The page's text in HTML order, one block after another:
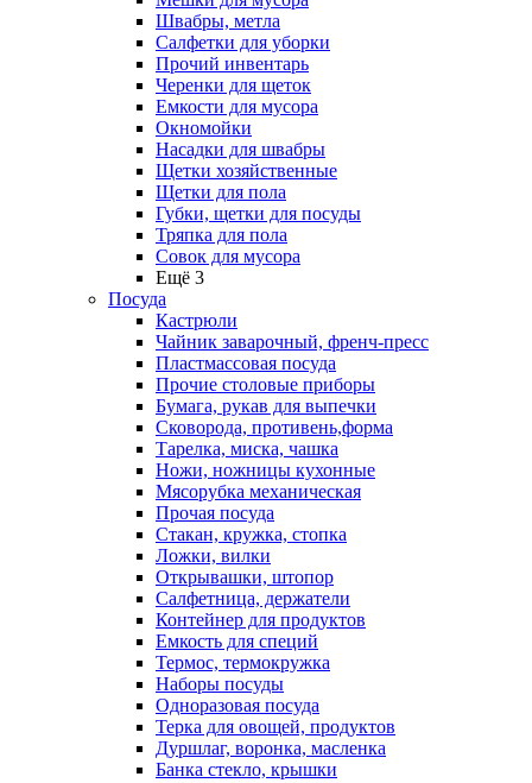
Швабры, метла
Салфетки для уборки
Прочий инвентарь
Черенки для щеток
Емкости для мусора
Окномойки
Насадки для швабры
Щетки хозяйственные
Щетки для пола
Губки, щетки для посуды
Тряпка для пола
Совок для мусора
Ещё 3
Посуда
Кастрюли
Чайник заварочный, френч-пресс
Пластмассовая посуда
Прочие столовые приборы
Бумага, рукав для выпечки
Сковорода, противень,форма
Тарелка, миска, чашка
Ножи, ножницы кухонные
Мясорубка механическая
Прочая посуда
Стакан, кружка, стопка
Ложки, вилки
Открывашки, штопор
Салфетница, держатели
Контейнер для продуктов
Емкость для специй
Термос, термокружка
Наборы посуды
Одноразовая посуда
Терка для овощей, продуктов
Дуршлаг, воронка, масленка
Банка стекло, крышки